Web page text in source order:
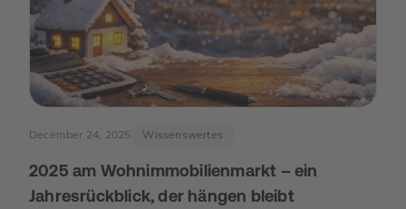
December 24, 2025 Wissenswertes
2025 am Wohnimmobilienmarkt – ein
Jahresrückblick, der hängen bleibt